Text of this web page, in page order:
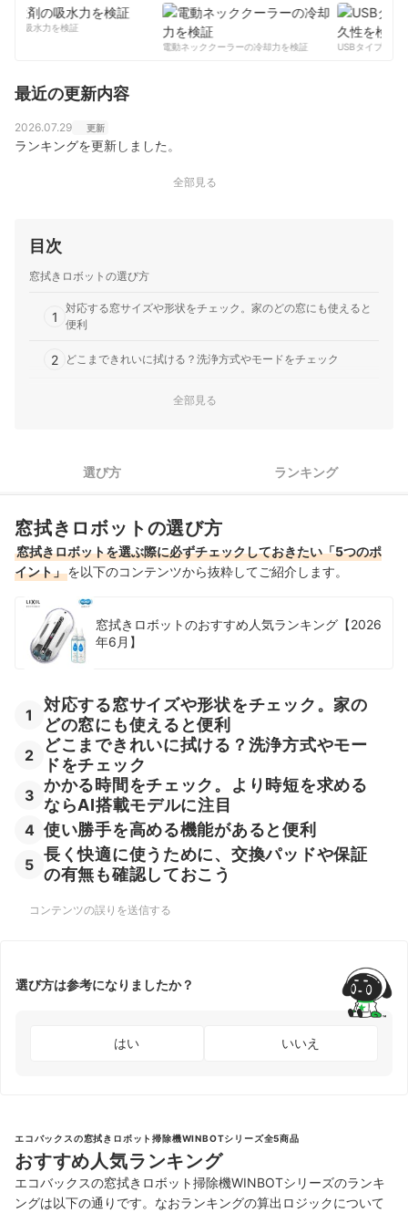
ストな商品を選んでもらうために、毎日コンテンツを制
コンテンツ制作チームのプロフィール
の吸水力を検証
電動ネッククーラーの冷却力を検証
USBタイプCケー
最近の更新内容
2026.07.29 更新
ランキングを更新しました。
全部見る
目次
窓拭きロボットの選び方
1
対応する窓サイズや形状をチェック。家のどの窓にも使えると
便利
2 どこまできれいに拭ける？洗浄方式やモードをチェック
かかる時間をチェック。より時短を求めるならAI搭載モデルに
長く快適に使うために、交換パッドや保証の有無も確認してお
こう
エコバックスの窓拭きロボット掃除機WINBOTシリーズ全5商品おすす
め人気ランキング
エコバックスの窓拭きロボット掃除機WINBOTシリーズの売れ筋ランキ
ングもチェック！
全部見る
選び方 ランキング
窓拭きロボットの選び方
窓拭きロボットを選ぶ際に必ずチェックしておきたい「5つのポ
イント」を以下のコンテンツから抜粋してご紹介します。
窓拭きロボットのおすすめ人気ランキング【2026
年6月】
1
対応する窓サイズや形状をチェック。家の
どの窓にも使えると便利
2
どこまできれいに拭ける？洗浄方式やモー
ドをチェック
3
かかる時間をチェック。より時短を求める
ならAI搭載モデルに注目
4 使い勝手を高める機能があると便利
5
長く快適に使うために、交換パッドや保証
の有無も確認しておこう
コンテンツの誤りを送信する
選び方は参考になりましたか？
はい いいえ
エコバックスの窓拭きロボット掃除機WINBOTシリーズ全5商品
おすすめ人気ランキング
エコバックスの窓拭きロボット掃除機WINBOTシリーズのランキ
ングは以下の通りです。なおランキングの算出ロジックについて